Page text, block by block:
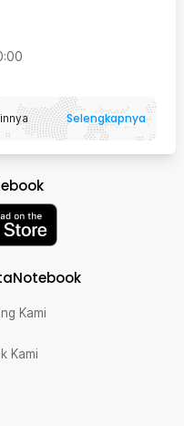
Selengkapnya
Kami
Kami